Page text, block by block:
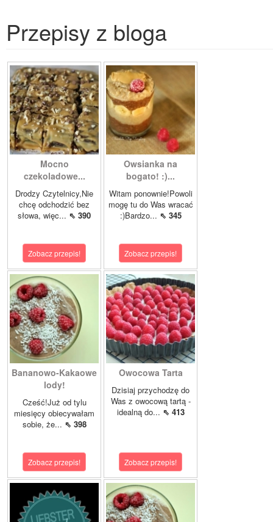
Przepisy z bloga
Mocno
czekoladowe...
Drodzy Czytelnicy,Nie
chcę odchodzić bez
słowa, więc... ⇖ 390
Zobacz przepis!
Owsianka na
bogato! :)...
Witam ponownie!Powoli
mogę tu do Was wracać
:)Bardzo... ⇖ 345
Zobacz przepis!
Bananowo-Kakaowe
lody!
Cześć!Już od tylu
miesięcy obiecywałam
sobie, że... ⇖ 398
Zobacz przepis!
Owocowa Tarta
Dzisiaj przychodzę do
Was z owocową tartą -
idealną do... ⇖ 413
Zobacz przepis!